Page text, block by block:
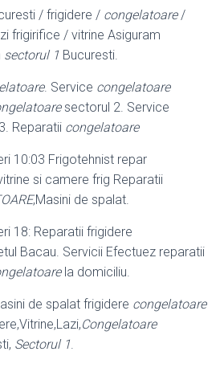
/ frigidere / congelatoare/
frigirifice / vitrine Asiguram
sectorul 1 Bucuresti.
. Service congelatoare
sectorul 2. Service
Reparatii congelatoare
10:03 Frigotehnist repar
si camere frig Reparatii
,Masini de spalat.
18: Reparatii frigidere
Bacau. Servicii Efectuez reparatii
la domiciliu.
de spalat frigidere congelatoare
Congelatoare
Sectorul 1.